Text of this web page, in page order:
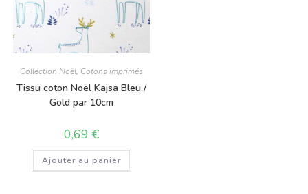
Collection Noël, Cotons imprimés
Tissu coton Noël Kajsa Bleu /
Gold par 10cm
0,69 €
Ajouter au panier